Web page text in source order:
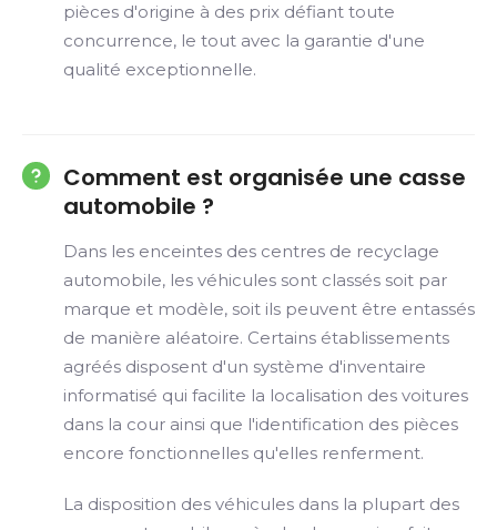
pièces d'origine à des prix défiant toute
concurrence, le tout avec la garantie d'une
qualité exceptionnelle.
Comment est organisée une casse
automobile ?
Dans les enceintes des centres de recyclage
automobile, les véhicules sont classés soit par
marque et modèle, soit ils peuvent être entassés
de manière aléatoire. Certains établissements
agréés disposent d'un système d'inventaire
informatisé qui facilite la localisation des voitures
dans la cour ainsi que l'identification des pièces
encore fonctionnelles qu'elles renferment.
La disposition des véhicules dans la plupart des